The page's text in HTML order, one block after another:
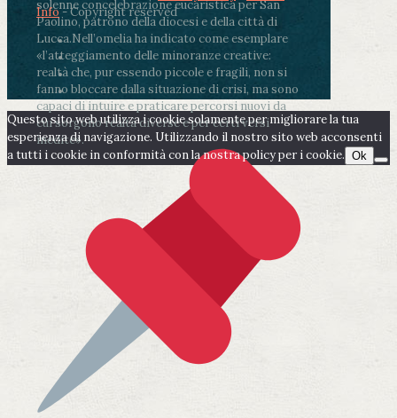
solenne concelebrazione eucaristica per San
Paolino, patrono della diocesi e della città di
Lucca.Nell’omelia ha indicato come esemplare
«l’atteggiamento delle minoranze creative:
realtà che, pur essendo piccole e fragili, non si
fanno bloccare dalla situazione di crisi, ma sono
capaci di intuire e praticare percorsi nuovi da
cui sorgono realtà diverse e per certi versi
inedite».
Info- Copyright reserved
Questo sito web utilizza i cookie solamente per migliorare la tua
esperienza di navigazione. Utilizzando il nostro sito web acconsenti
a tutti i cookie in conformità con la nostra policy per i cookie. Ok